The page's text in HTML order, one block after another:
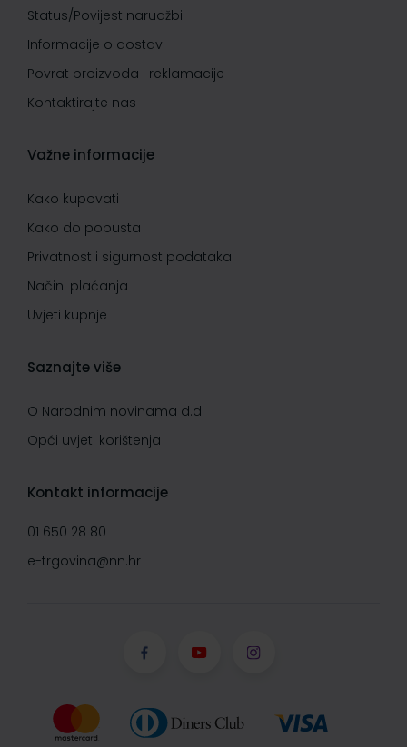
Status/Povijest narudžbi
Informacije o dostavi
Povrat proizvoda i reklamacije
Kontaktirajte nas
Važne informacije
Kako kupovati
Kako do popusta
Privatnost i sigurnost podataka
Načini plaćanja
Uvjeti kupnje
Saznajte više
O Narodnim novinama d.d.
Opći uvjeti korištenja
Kontakt informacije
01 650 28 80
e-trgovina@nn.hr